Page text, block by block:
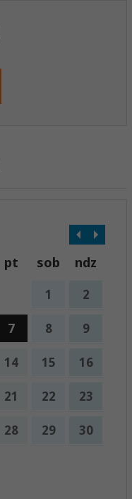
pt sob ndz
1 2
7 8 9
14 15 16
21 22 23
28 29 30